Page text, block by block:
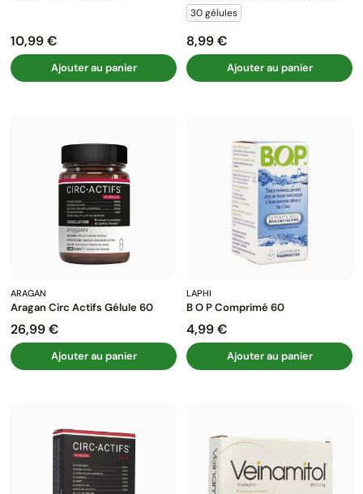
Prix
10,99 €
Ajouter au panier
30 gélules
Prix
8,99 €
Ajouter au panier
ARAGAN
Aragan Circ Actifs Gélule 60
Prix
26,99 €
Ajouter au panier
LAPHI
B O P Comprimé 60
Prix
4,99 €
Ajouter au panier